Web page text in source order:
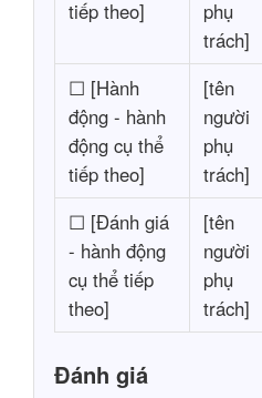
tiếp theo]
phụ
trách]
☐ [Hành
động - hành
động cụ thể
tiếp theo]
[tên
người
phụ
trách]
☐ [Đánh giá
- hành động
cụ thể tiếp
theo]
[tên
người
phụ
trách]
Đánh giá